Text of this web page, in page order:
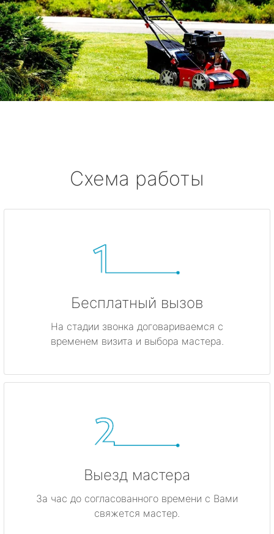
Схема работы
Бесплатный вызов
На стадии звонка договариваемся с
временем визита и выбора мастера.
Выезд мастера
За час до согласованного времени с Вами
свяжется мастер.